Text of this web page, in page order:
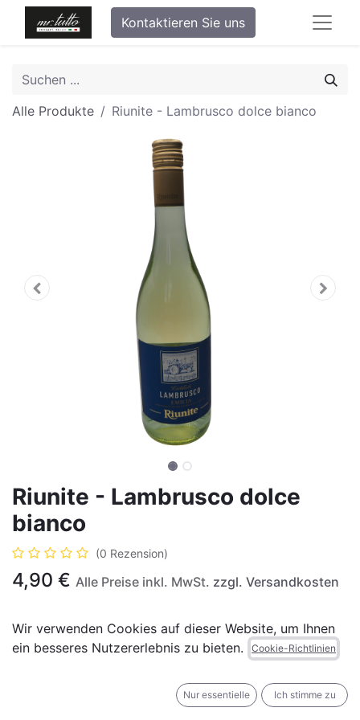
Kontaktieren Sie uns
Alle Produkte Riunite - Lambrusco dolce bianco
Riunite - Lambrusco dolce
bianco
(0 Rezension)
4,90 € Alle Preise inkl. MwSt. zzgl. Versandkosten
Nicht vorrätig
Erhalten Sie eine Benachrichtigung, wenn wieder
Wir verwenden Cookies auf dieser Website, um Ihnen
ein besseres Nutzererlebnis zu bieten.
Cookie-Richtlinien
Nur essentielle Ich stimme zu